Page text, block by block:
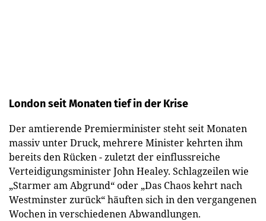
London seit Monaten tief in der Krise
Der amtierende Premierminister steht seit Monaten
massiv unter Druck, mehrere Minister kehrten ihm
bereits den Rücken - zuletzt der einflussreiche
Verteidigungsminister John Healey. Schlagzeilen wie
„Starmer am Abgrund“ oder „Das Chaos kehrt nach
Westminster zurück“ häuften sich in den vergangenen
Wochen in verschiedenen Abwandlungen.